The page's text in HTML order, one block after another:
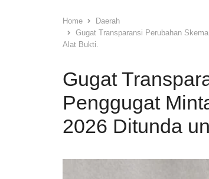
Home
Daerah
Gugat Transparansi Perubahan
Alat Bukti.
Gugat
Penggugat
2026 Ditunda